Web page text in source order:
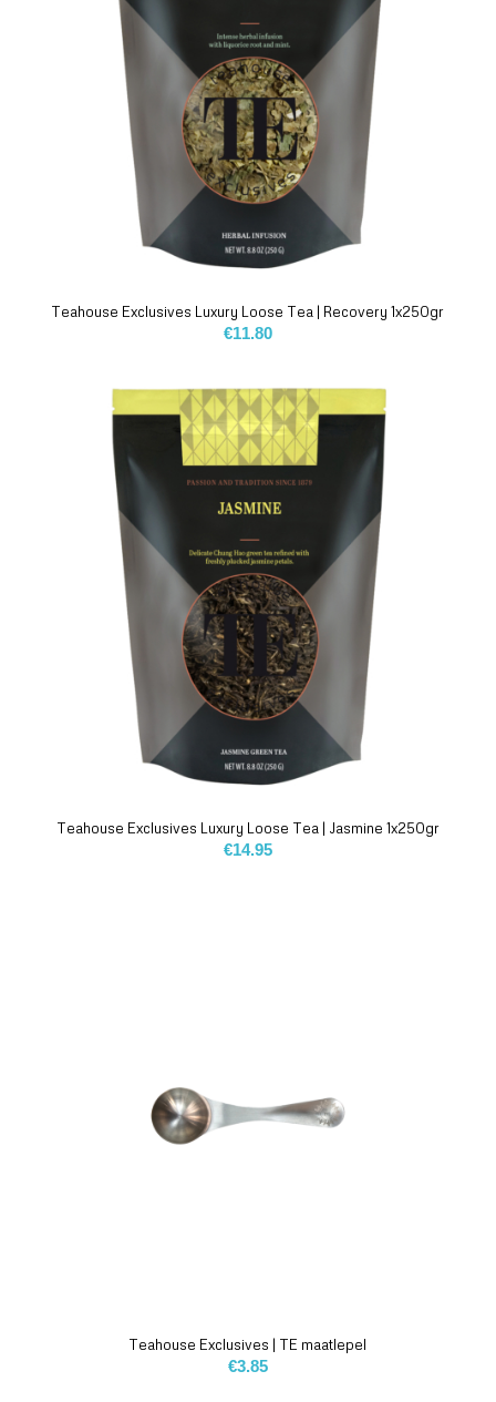
Teahouse Exclusives Luxury Loose Tea | Recovery 1x250gr
€11.80
Teahouse Exclusives Luxury Loose Tea | Jasmine 1x250gr
€14.95
Teahouse Exclusives | TE maatlepel
€3.85